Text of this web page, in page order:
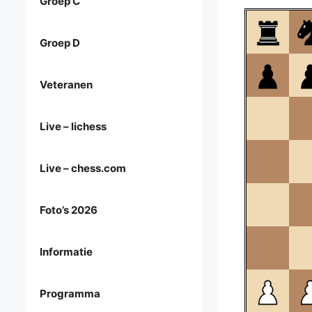
Groep D
Veteranen
Live – lichess
Live – chess.com
Foto’s 2026
Informatie
Programma